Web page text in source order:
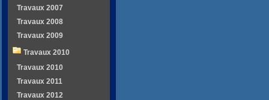
Travaux 2007
Travaux 2008
Travaux 2009
Travaux 2010
Travaux 2010
Travaux 2011
Travaux 2012